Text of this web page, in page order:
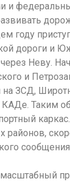
и
году
дороги и
Неву.
и
на ЗСД,
КАДе. Таким
районов,